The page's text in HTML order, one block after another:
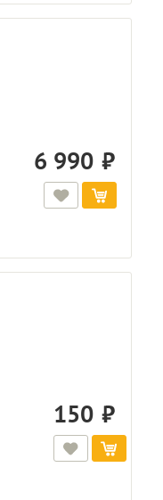
6 990
150